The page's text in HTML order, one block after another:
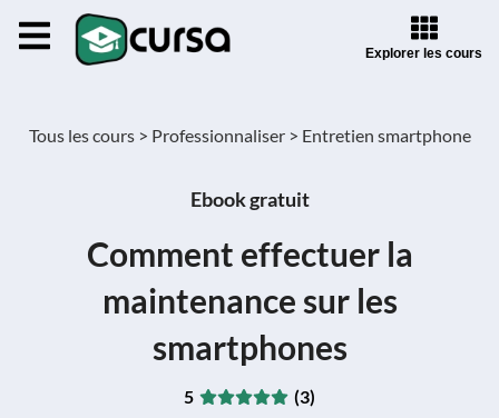
Explorer les cours
Tous les cours > Professionnaliser > Entretien smartphone
Ebook gratuit
Comment effectuer la
maintenance sur les
smartphones
5 (3)